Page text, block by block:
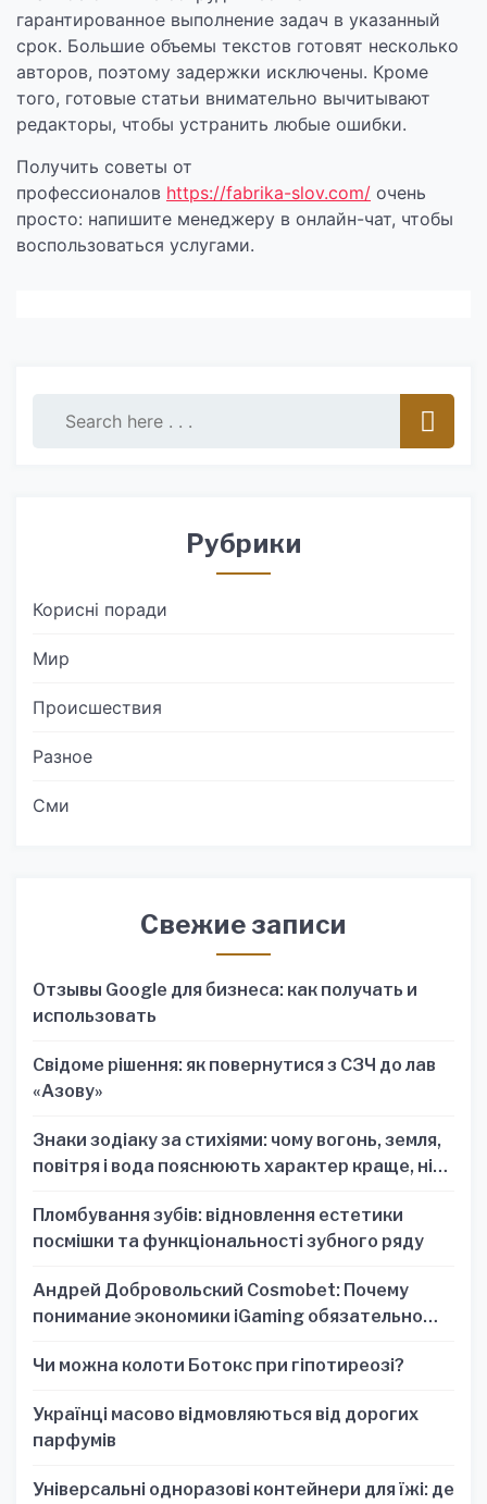
гарантированное выполнение задач в указанный
срок. Большие объемы текстов готовят несколько
авторов, поэтому задержки исключены. Кроме
того, готовые статьи внимательно вычитывают
редакторы, чтобы устранить любые ошибки.
Получить советы от
профессионалов https://fabrika-slov.com/ очень
просто: напишите менеджеру в онлайн-чат, чтобы
воспользоваться услугами.
Рубрики
Корисні поради
Мир
Происшествия
Разное
Сми
Свежие записи
Отзывы Google для бизнеса: как получать и
использовать
Свідоме рішення: як повернутися з СЗЧ до лав
«Азову»
Знаки зодіаку за стихіями: чому вогонь, земля,
повітря і вода пояснюють характер краще, ніж
Пломбування зубів: відновлення естетики
посмішки та функціональності зубного ряду
Андрей Добровольский Cosmobet: Почему
понимание экономики iGaming обязательно
Чи можна колоти Ботокс при гіпотиреозі?
Українці масово відмовляються від дорогих
парфумів
Універсальні одноразові контейнери для їжі: де